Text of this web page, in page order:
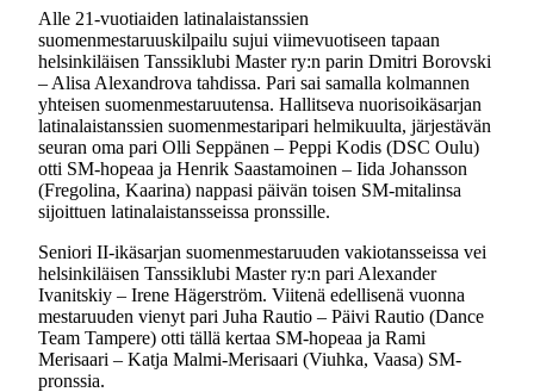
Alle 21-vuotiaiden latinalaistanssien
suomenmestaruuskilpailu sujui viimevuotiseen tapaan
helsinkiläisen Tanssiklubi Master ry:n parin Dmitri Borovski
– Alisa Alexandrova tahdissa. Pari sai samalla kolmannen
yhteisen suomenmestaruutensa. Hallitseva nuorisoikäsarjan
latinalaistanssien suomenmestaripari helmikuulta, järjestävän
seuran oma pari Olli Seppänen – Peppi Kodis (DSC Oulu)
otti SM-hopeaa ja Henrik Saastamoinen – Iida Johansson
(Fregolina, Kaarina) nappasi päivän toisen SM-mitalinsa
sijoittuen latinalaistansseissa pronssille.
Seniori II-ikäsarjan suomenmestaruuden vakiotansseissa vei
helsinkiläisen Tanssiklubi Master ry:n pari Alexander
Ivanitskiy – Irene Hägerström. Viitenä edellisenä vuonna
mestaruuden vienyt pari Juha Rautio – Päivi Rautio (Dance
Team Tampere) otti tällä kertaa SM-hopeaa ja Rami
Merisaari – Katja Malmi-Merisaari (Viuhka, Vaasa) SM-
pronssia.